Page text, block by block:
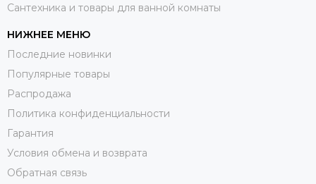
Сантехника и товары для ванной комнаты
НИЖНЕЕ МЕНЮ
Последние новинки
Популярные товары
Распродажа
Политика конфиденциальности
Гарантия
Условия обмена и возврата
Обратная связь